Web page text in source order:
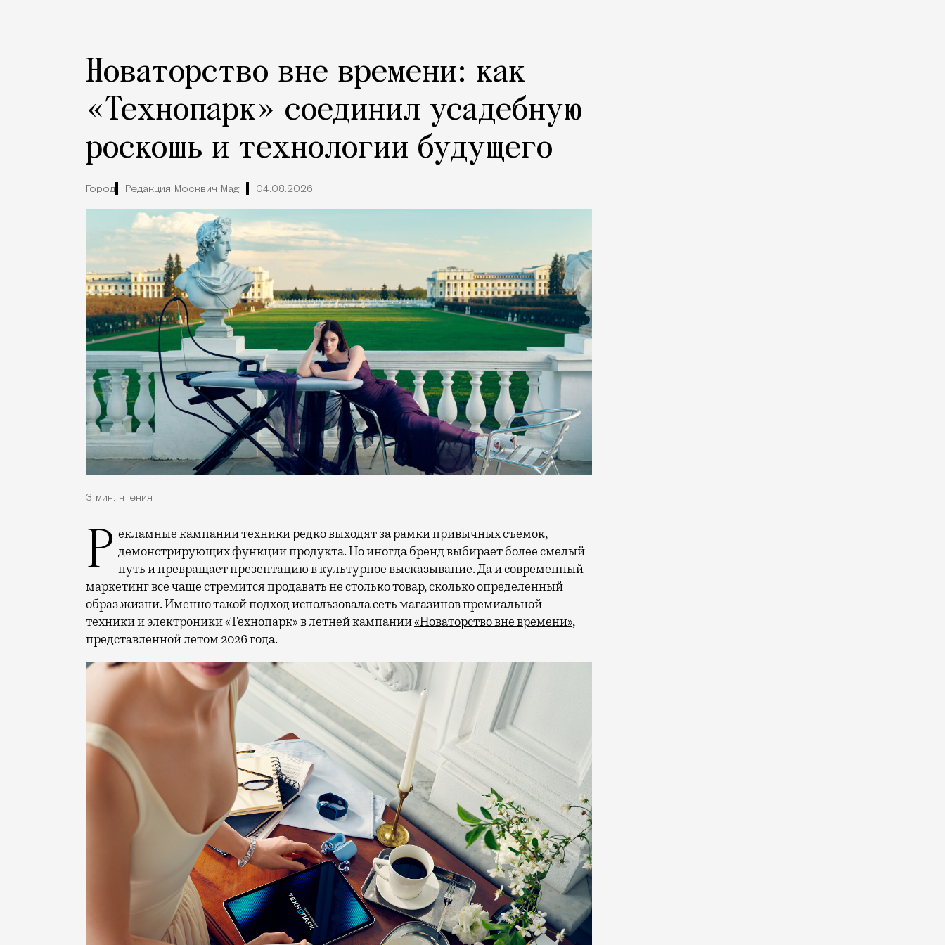
Новаторство вне времени: как
«Технопарк» соединил усадебную
роскошь и технологии будущего
Город Редакция Москвич Mag 04.08.2026
3 мин. чтения
Рекламные кампании техники редко выходят за рамки привычных съемок, демонстрирующих функции продукта. Но иногда бренд выбирает более смелый
путь и превращает презентацию в культурное высказывание. Да и современный
маркетинг все чаще стремится продавать не столько товар, сколько определенный
образ жизни. Именно такой подход использовала сеть магазинов премиальной
техники и электроники «Технопарк» в летней кампании«Новаторство вне времени»,
представленной летом 2026 года.